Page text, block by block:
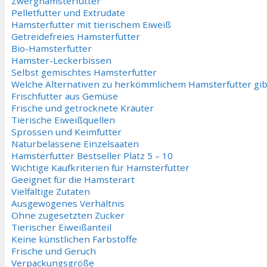
Pelletfutter und Extrudate
Hamsterfutter mit tierischem Eiweiß
Getreidefreies Hamsterfutter
Bio-Hamsterfutter
Hamster-Leckerbissen
Selbst gemischtes Hamsterfutter
Welche Alternativen zu herkömmlichem Hamsterfutter
Frischfutter aus Gemüse
Frische und getrocknete Kräuter
Tierische Eiweißquellen
Sprossen und Keimfutter
Naturbelassene Einzelsaaten
Hamsterfutter Bestseller Platz 5 – 10
Wichtige Kaufkriterien für Hamsterfutter
Geeignet für die Hamsterart
Vielfältige Zutaten
Ausgewogenes Verhältnis
Ohne zugesetzten Zucker
Tierischer Eiweißanteil
Keine künstlichen Farbstoffe
Frische und Geruch
Verpackungsgröße